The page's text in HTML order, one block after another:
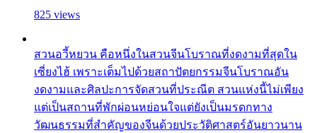
825 views
สวนอวี้หยวน คือหนึ่งในสวนจีนโบราณที่งดงามที่สุดใน
เซี่ยงไฮ้ เพราะเต็มไปด้วยสถาปัตยกรรมจีนโบราณอัน
งดงามและศิลปะการจัดสวนที่ประณีต สวนแห่งนี้ไม่เพียง
แต่เป็นสถานที่พักผ่อนหย่อนใจแต่ยังเป็นมรดกทาง
วัฒนธรรมที่สำคัญของจีนด้วยประวัติศาสตร์อันยาวนาน